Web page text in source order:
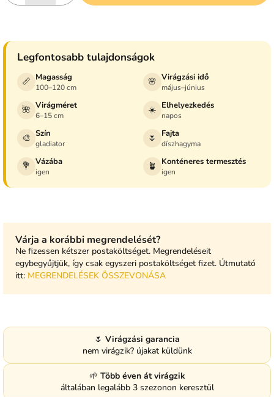
Legfontosabb tulajdonságok
📏 Magasság
100–120 cm 🌸 Virágzási idő
május–június
🌺 Virágméret
6–15 cm ☀️ Elhelyezkedés
napos
🎨 Szín
gladiator 🌷 Fajta
díszhagyma
💐 Vázába
igen 🪴 Konténeres termesztés
igen
Várja a korábbi megrendelését?
Ne fizessen kétszer postaköltséget. Megrendeléseit
egybegyűjtjük, így csak egyszeri postaköltséget fizet. Útmutató
itt: MEGRENDELÉSEK ÖSSZEVONÁSA
🌷 Virágzási garancia
nem virágzik? újakat küldünk
🌱 Több éven át virágzik
általában legalább 3 szezonon keresztül